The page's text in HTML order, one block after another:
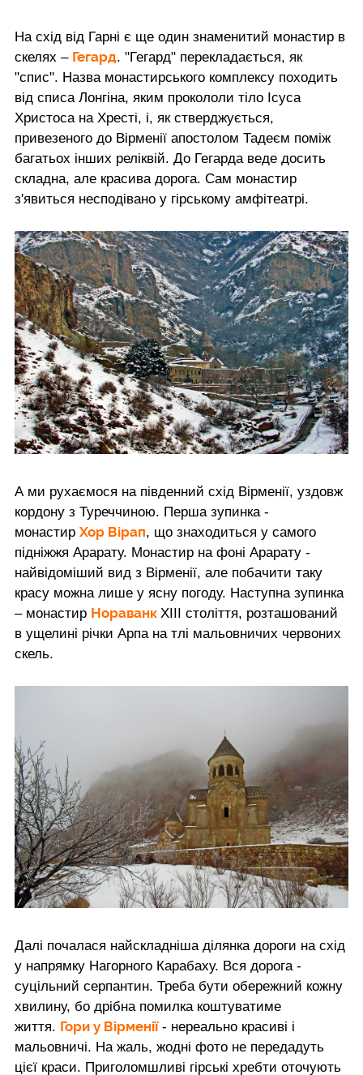
На схід від Гарні є ще один знаменитий монастир в
скелях – Гегард. "Гегард" перекладається, як
"спис". Назва монастирського комплексу походить
від списа Лонгіна, яким прокололи тіло Ісуса
Христоса на Хресті, і, як стверджується,
привезеного до Вірменії апостолом Тадеєм поміж
багатьох інших реліквій. До Гегарда веде досить
складна, але красива дорога. Сам монастир
з'явиться несподівано у гірському амфітеатрі.
А ми рухаємося на південний схід Вірменії, уздовж
кордону з Туреччиною. Перша зупинка -
монастир Хор Вірап, що знаходиться у самого
підніжжя Арарату. Монастир на фоні Арарату -
найвідоміший вид з Вірменії, але побачити таку
красу можна лише у ясну погоду. Наступна зупинка
– монастир Нораванк XIII століття, розташований
в ущелині річки Арпа на тлі мальовничих червоних
скель.
Далі почалася найскладніша ділянка дороги на схід
у напрямку Нагорного Карабаху. Вся дорога -
суцільний серпантин. Треба бути обережний кожну
хвилину, бо дрібна помилка коштуватиме
життя. Гори у Вірменії- нереально красиві і
мальовничі. На жаль, жодні фото не передадуть
цієї краси. Приголомшливі гірські хребти оточують